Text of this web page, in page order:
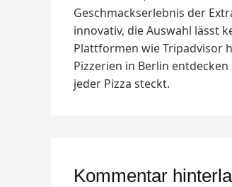
Geschmackserlebnis der
innovativ, die Auswahl lässt
Plattformen wie Tripadvisor
Pizzerien in Berlin
jeder Pizza steckt.
Kommentar